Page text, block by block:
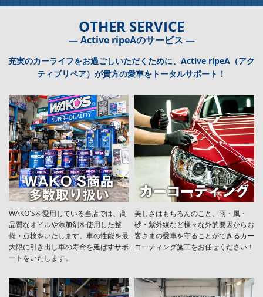
OTHER SERVICE
― Active ripeAのサービス ―
充実のカーライフをお過ごしいただくために、Active ripeA（アク
ティブリペア）が貴方の愛車をトータルサポート！
WAKO'Sを愛用している当店では、高
品質なオイルや添加剤を使用した整
備・点検をいたします。車の性能を最
大限に引き出し車の寿命を延ばすサポ
ートをいたします。
美しさはもちろんのこと、雨・風・
砂・紫外線など様々な外的要因からお
客さまの愛車を守ることができるカー
コーティング施工をお任せください！